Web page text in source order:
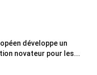
développe un
novateur pour les...